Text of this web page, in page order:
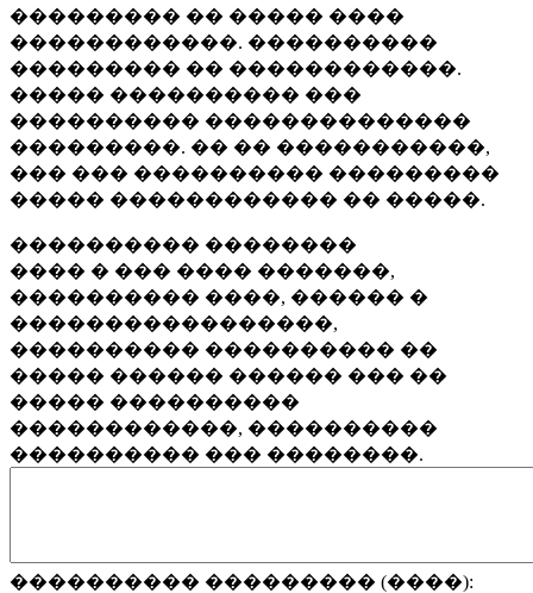
��������� �� ����� ����
������������. ����������
��������� �� ������������.
����� ���������� ���
���������� ��������������
���������. �� �� �����������,
��� ��� ���������� ���������
����� ������������ �� �����.
���������� ��������
���� � ��� ���� �������,
���������� ����, ������ �
�����������������,
���������� ���������� ��
����� ������ ������ ��� ��
����� ����������
������������, ����������
���������� ��� ��������.
���������� ��������� (����):